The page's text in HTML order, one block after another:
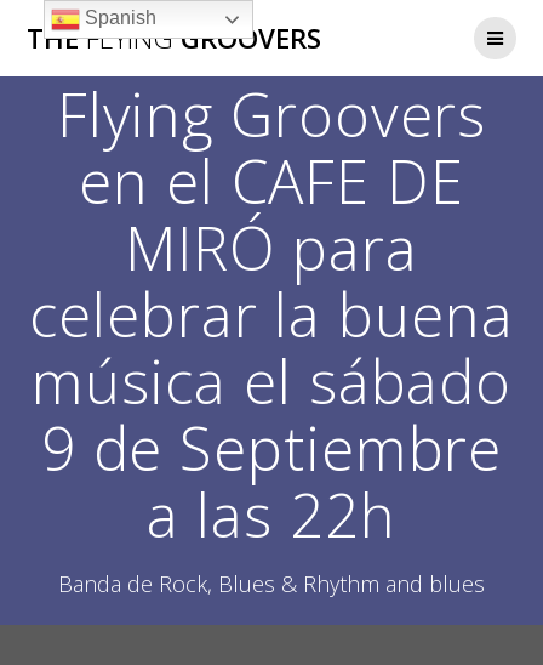
al
THEFLYINGGROOVERS
Flying Groovers
en el CAFE DE
MIRÓ para
celebrar la buena
música el sábado
9 de Septiembre
a las 22h
Banda de Rock, Blues & Rhythm and blues
Spanish